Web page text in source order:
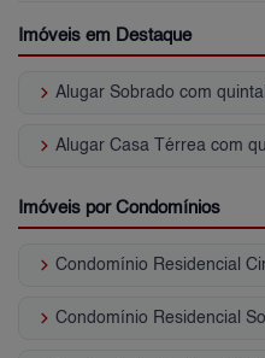
Imóveis em Destaque
keyboard_arrow_right Alugar Sobrado com
keyboard_arrow_right Alugar Casa Térrea com
Imóveis por Condomínios
keyboard_arrow_right Condomínio Residencial
keyboard_arrow_right